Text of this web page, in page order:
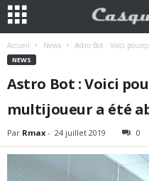
Accueil News Astro Bot : Voici
NEWS
Astro Bot : Voici
multijoueur a été
Par Rmax - 24 juillet 2019 0